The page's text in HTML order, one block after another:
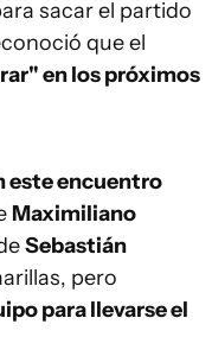
sacar el partido
que el
en los próximos
este encuentro
Maximiliano
Sebastián
pero
para llevarse el